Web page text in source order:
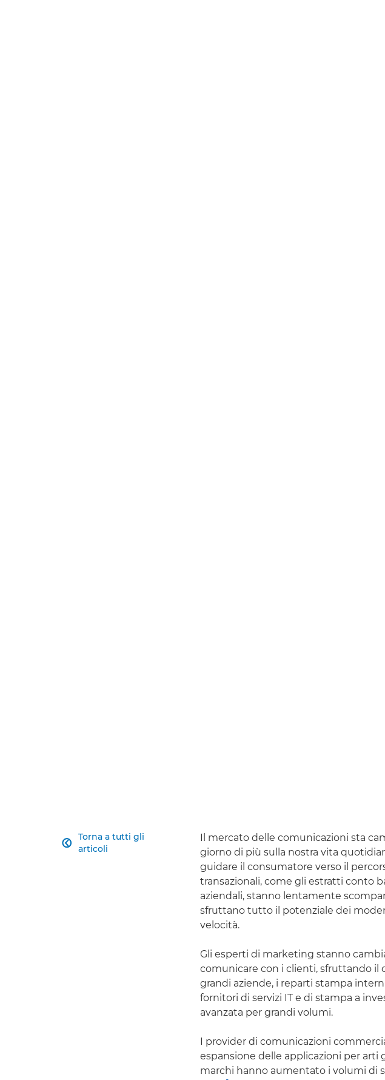
Torna a tutti gli
articoli

Il mercato delle comunicazioni sta
giorno di più sulla nostra vita
guidare il consumatore verso il
transazionali, come gli estratti conto
aziendali, stanno lentamente
sfruttano tutto il potenziale dei
velocità.
Gli esperti di marketing stanno
comunicare con i clienti, sfruttando il
grandi aziende, i reparti stampa
fornitori di servizi IT e di stampa a
avanzata per grandi volumi.
I provider di comunicazioni
espansione delle applicazioni per arti
marchi hanno aumentato i volumi di